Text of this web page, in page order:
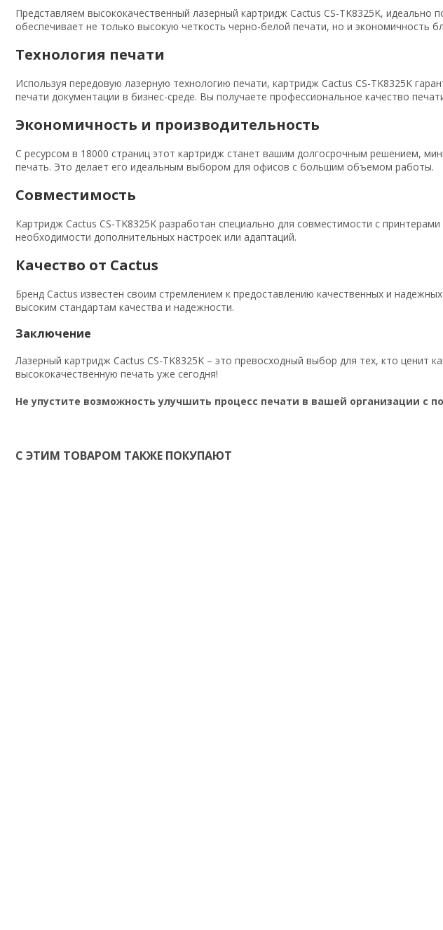
Представляем высококачественный лазерный картридж Cactus CS-TK8325K,
обеспечивает не только высокую четкость черно-белой печати, но и экономичность
Технология печати
Используя передовую лазерную технологию печати, картридж Cactus CS-TK8325K
печати документации в бизнес-среде. Вы получаете профессиональное качество
Экономичность и производительность
С ресурсом в 18000 страниц этот картридж станет вашим долгосрочным решением,
печать. Это делает его идеальным выбором для офисов с большим объемом работы.
Совместимость
Картридж Cactus CS-TK8325K разработан специально для совместимости с
необходимости дополнительных настроек или адаптаций.
Качество от Cactus
Бренд Cactus известен своим стремлением к предоставлению качественных и
высоким стандартам качества и надежности.
Заключение
Лазерный картридж Cactus CS-TK8325K – это превосходный выбор для тех, кто
высококачественную печать уже сегодня!
Не упустите возможность улучшить процесс печати в вашей организации с
С ЭТИМ ТОВАРОМ ТАКЖЕ ПОКУПАЮТ